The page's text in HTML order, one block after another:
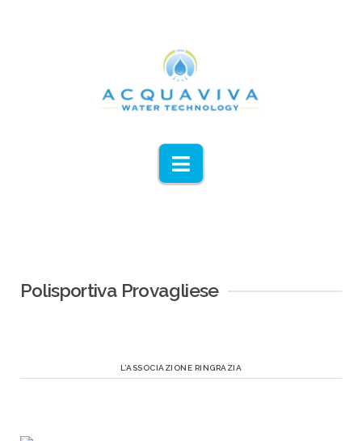
Navigation
Polisportiva Provagliese
L’ASSOCIAZIONE RINGRAZIA